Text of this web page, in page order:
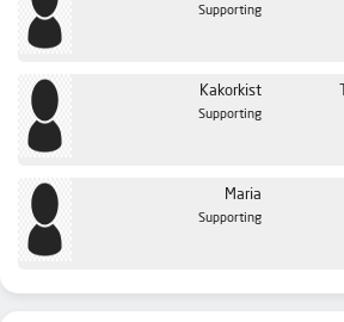
Supporting
Kakorkist
Supporting
Maria
Supporting